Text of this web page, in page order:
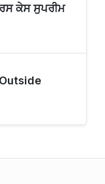
ਕੇਸ ਸੁਪਰੀਮ